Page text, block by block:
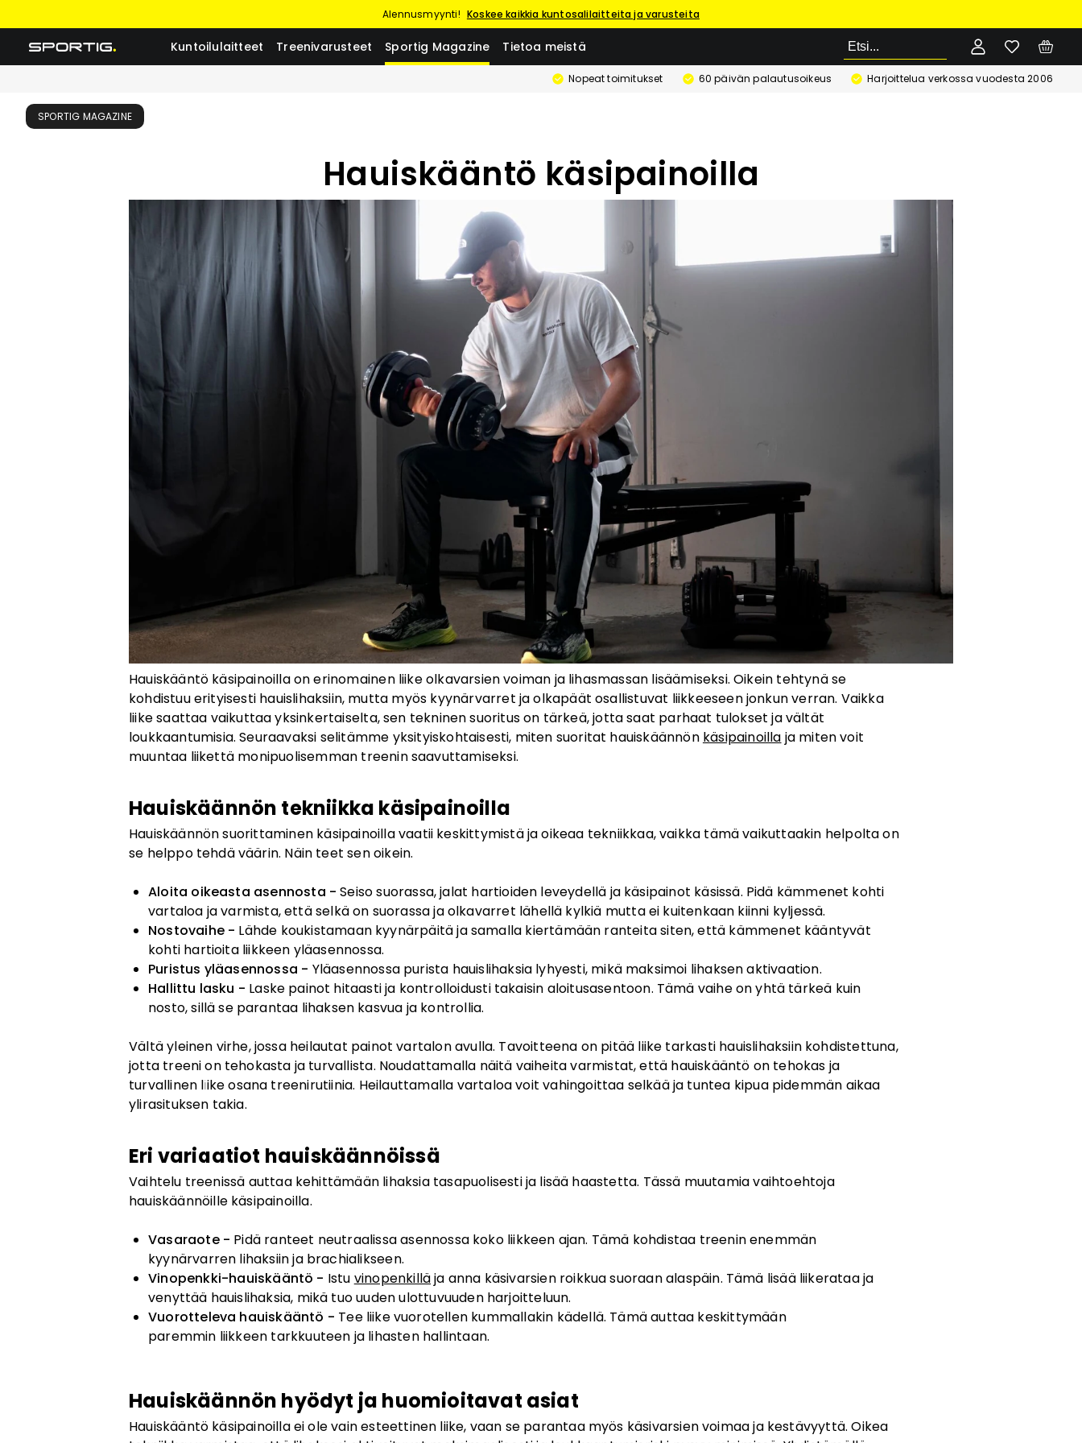
Alennusmyynti! Koskee kaikkia kuntosalilaitteita ja varusteita
Kuntoilulaitteet Treenivarusteet Sportig Magazine Tietoa meistä Etsi
Nopeat toimitukset 60 päivän palautusoikeus Harjoittelua verkossa vuodesta 2006
SPORTIG MAGAZINE
Hauiskääntö käsipainoilla
Hauiskääntö käsipainoilla on erinomainen liike olkavarsien voiman ja lihasmassan lisäämiseksi. Oikein tehtynä se
kohdistuu erityisesti hauislihaksiin, mutta myös kyynärvarret ja olkapäät osallistuvat liikkeeseen jonkun verran. Vaikka
liike saattaa vaikuttaa yksinkertaiselta, sen tekninen suoritus on tärkeä, jotta saat parhaat tulokset ja vältät
loukkaantumisia. Seuraavaksi selitämme yksityiskohtaisesti, miten suoritat hauiskäännön käsipainoilla ja miten voit
muuntaa liikettä monipuolisemman treenin saavuttamiseksi.
Hauiskäännön tekniikka käsipainoilla
Hauiskäännön suorittaminen käsipainoilla vaatii keskittymistä ja oikeaa tekniikkaa, vaikka tämä vaikuttaakin helpolta on
se helppo tehdä väärin. Näin teet sen oikein.
Aloita oikeasta asennosta - Seiso suorassa, jalat hartioiden leveydellä ja käsipainot käsissä. Pidä kämmenet kohti
vartaloa ja varmista, että selkä on suorassa ja olkavarret lähellä kylkiä mutta ei kuitenkaan kiinni kyljessä.
Nostovaihe - Lähde koukistamaan kyynärpäitä ja samalla kiertämään ranteita siten, että kämmenet kääntyvät
kohti hartioita liikkeen yläasennossa.
Puristus yläasennossa - Yläasennossa purista hauislihaksia lyhyesti, mikä maksimoi lihaksen aktivaation.
Hallittu lasku - Laske painot hitaasti ja kontrolloidusti takaisin aloitusasentoon. Tämä vaihe on yhtä tärkeä kuin
nosto, sillä se parantaa lihaksen kasvua ja kontrollia.
Vältä yleinen virhe, jossa heilautat painot vartalon avulla. Tavoitteena on pitää liike tarkasti hauislihaksiin kohdistettuna,
jotta treeni on tehokasta ja turvallista. Noudattamalla näitä vaiheita varmistat, että hauiskääntö on tehokas ja
turvallinen liike osana treenirutiinia. Heilauttamalla vartaloa voit vahingoittaa selkää ja tuntea kipua pidemmän aikaa
ylirasituksen takia.
Eri variaatiot hauiskäännöissä
Vaihtelu treenissä auttaa kehittämään lihaksia tasapuolisesti ja lisää haastetta. Tässä muutamia vaihtoehtoja
hauiskäännöille käsipainoilla.
Vasaraote - Pidä ranteet neutraalissa asennossa koko liikkeen ajan. Tämä kohdistaa treenin enemmän
kyynärvarren lihaksiin ja brachialikseen.
Vinopenkki-hauiskääntö - Istu vinopenkilläja anna käsivarsien roikkua suoraan alaspäin. Tämä lisää liikerataa ja
venyttää hauislihaksia, mikä tuo uuden ulottuvuuden harjoitteluun.
Vuorotteleva hauiskääntö - Tee liike vuorotellen kummallakin kädellä. Tämä auttaa keskittymään
paremmin liikkeen tarkkuuteen ja lihasten hallintaan.
Hauiskäännön hyödyt ja huomioitavat asiat
Hauiskääntö käsipainoilla ei ole vain esteettinen liike, vaan se parantaa myös käsivarsien voimaa ja kestävyyttä. Oikea